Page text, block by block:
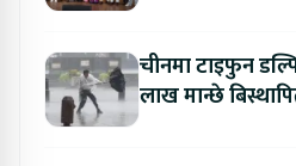
चीनमा टाइफुन
लाख मान्छे